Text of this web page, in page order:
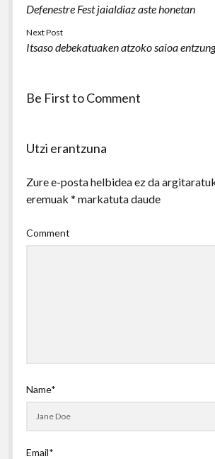
Defenestre Fest jaialdiaz aste honetan
Next Post
Itsaso debekatuaken atzoko saioa
Be First to Comment
Utzi erantzuna
Zure e-posta helbidea ez da
eremuak * markatuta daude
Comment
Name*
Email*